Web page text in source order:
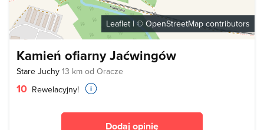
Leaflet | © OpenStreetMap contributors
Kamień ofiarny Jaćwingów
Stare Juchy 13 km od Oracze
10 Rewelacyjny!
Dodaj opinię